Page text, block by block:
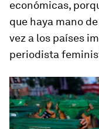
económicas,
que haya mano
vez a los países
periodista